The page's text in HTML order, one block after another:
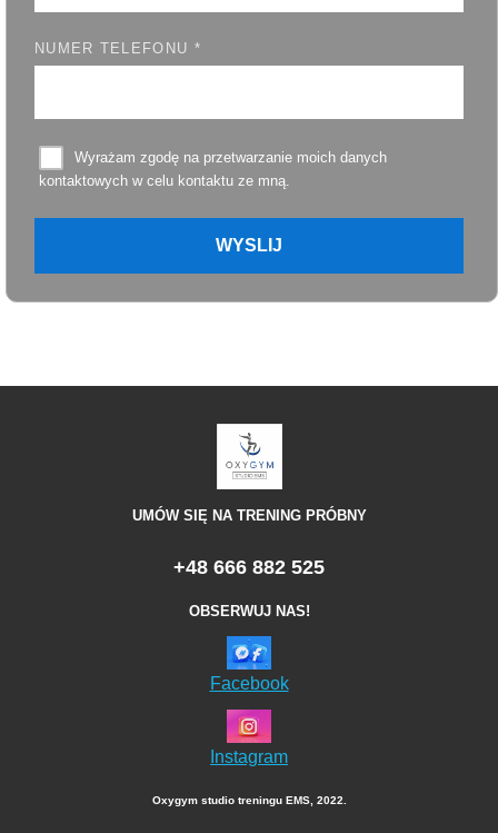
NUMER TELEFONU *
Wyrażam zgodę na przetwarzanie moich danych
kontaktowych w celu kontaktu ze mną.
WYSLIJ
UMÓW SIĘ NA TRENING PRÓBNY
+48 666 882 525
OBSERWUJ NAS!
Facebook
Instagram
Oxygym studio treningu EMS, 2022.